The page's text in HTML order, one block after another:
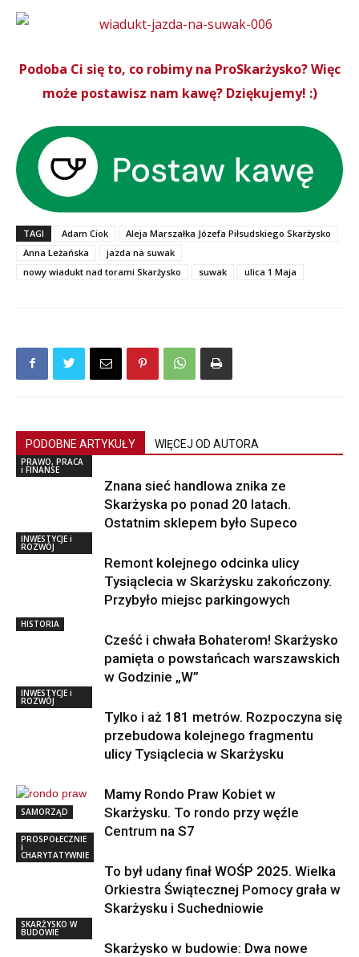
Podoba Ci się to, co robimy na ProSkarżysko? Więc
może postawisz nam kawę? Dziękujemy! :)
TAGI Adam Ciok
Aleja Marszałka Józefa Piłsudskiego Skarżysko
Anna Leżańska
jazda na suwak
nowy wiadukt nad torami Skarżysko
suwak ulica 1 Maja
PODOBNE ARTYKUŁY WIĘCEJ OD AUTORA
PRAWO, PRACA
i FINANSE
Znana sieć handlowa znika ze
Skarżyska po ponad 20 latach.
Ostatnim sklepem było Supeco
INWESTYCJE i
ROZWÓJ
Remont kolejnego odcinka ulicy
Tysiąclecia w Skarżysku zakończony.
Przybyło miejsc parkingowych
HISTORIA
Cześć i chwała Bohaterom! Skarżysko
pamięta o powstańcach warszawskich
w Godzinie „W”
INWESTYCJE i
ROZWÓJ
Tylko i aż 181 metrów. Rozpoczyna się
przebudowa kolejnego fragmentu
ulicy Tysiąclecia w Skarżysku
SAMORZĄD
Mamy Rondo Praw Kobiet w
Skarżysku. To rondo przy węźle
Centrum na S7
PROSPOŁECZNIE
i
CHARYTATYWNIE
To był udany finał WOŚP 2025. Wielka
Orkiestra Świątecznej Pomocy grała w
Skarżysku i Suchedniowie
SKARŻYSKO W
BUDOWIE
Skarżysko w budowie: Dwa nowe